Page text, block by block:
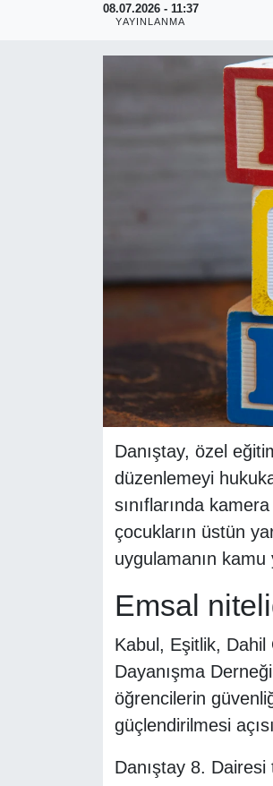
08.07.2026 - 11:37
YAYINLANMA
Danıştay, özel
düzenlemeyi
sınıflarında
çocukların üstün
uygulamanın kamu
Emsal
Kabul, Eşitlik,
Dayanışma
öğrencilerin
güçlendirilmesi
Danıştay 8.